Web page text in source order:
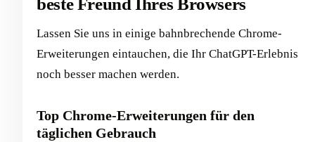
Lassen Sie uns in einige bahnbrechende Chrome-
Erweiterungen eintauchen, die Ihr ChatGPT-Erlebnis
noch besser machen werden.
Top Chrome-Erweiterungen für den
täglichen Gebrauch